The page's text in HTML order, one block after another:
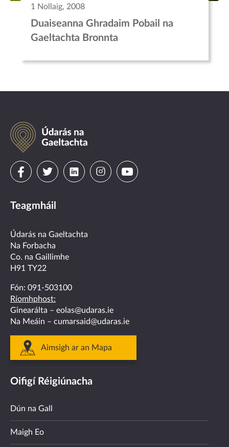
1 Nollaig, 2008
Duaiseanna Ghradaim Pobail na
Gaeltachta Bronnta
Údarás
na
Gaeltachta
Visit
on
facebook
Visit
on
twitter
Visit
linkedin
VisitVisit
Teagmháil
Údarás na Gaeltachta
Na Forbacha
Co. na Gaillimhe
H91 TY22
Fón: 091-503100
Ríomhphost:
Ginearálta – eolas@udaras.ie
Na Meáin – cumarsaid@udaras.ie
Aimsigh ar an Mapa
Oifigí Réigiúnacha
Dún na Gall
Maigh Eo